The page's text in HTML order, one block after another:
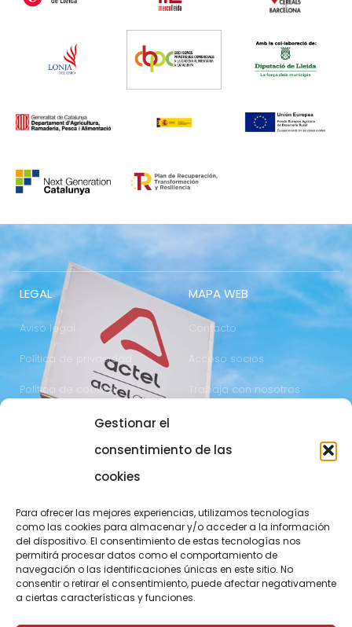
Gestionar el
consentimiento de las
cookies
Para ofrecer las mejores experiencias, utilizamos tecnologías
como las cookies para almacenar y/o acceder a la información
del dispositivo. El consentimiento de estas tecnologías nos
permitirá procesar datos como el comportamiento de
navegación o las identificaciones únicas en este sitio. No
consentir o retirar el consentimiento, puede afectar negativamente
a ciertas características y funciones.
LEGAL
Aviso legal
Política de privacidad
Política de cookies
MAPA WEB
Contacto
Acceso socios
Trabaja con nosotros
973 700 800
actel@actel.es
25196 Lleida
comunicacio@actel.es
CONOCE NOVACOOP